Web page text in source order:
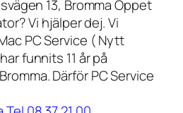
13, Bromma Öppet
Vi hjälper dej. Vi
PC Service ( Nytt
funnits 11 år på
Därför PC Service